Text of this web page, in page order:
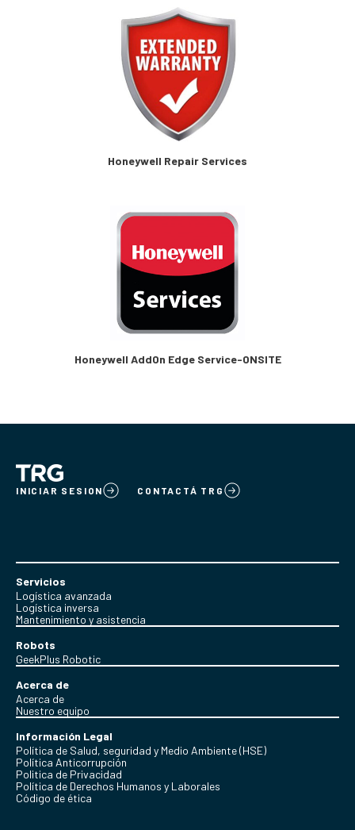
Honeywell Repair Services
Honeywell AddOn Edge Service-ONSITE
INICIAR SESION CONTACTÁ TRG
Servicios
Logística avanzada
Logística inversa
Mantenimiento y asistencia
Robots
GeekPlus Robotic
Acerca de
Acerca de
Nuestro equipo
Información Legal
Política de Salud, seguridad y Medio Ambiente (HSE)
Política Anticorrupción
Politica de Privacidad
Política de Derechos Humanos y Laborales
Código de ética